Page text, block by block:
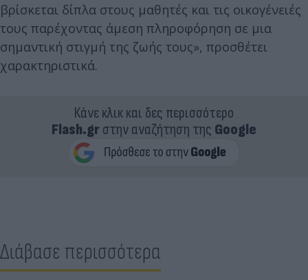
βρίσκεται δίπλα στους μαθητές και τις οικογένειές
τους παρέχοντας άμεση πληροφόρηση σε μια
σημαντική στιγμή της ζωής τους», προσθέτει
χαρακτηριστικά.
Κάνε κλικ και δες περισσότερο
Flash.grστην αναζήτηση της Google
Διάβασε περισσότερα